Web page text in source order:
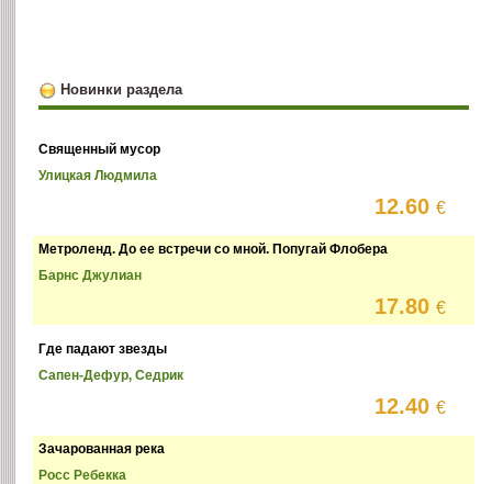
Новинки раздела
Священный мусор
Улицкая Людмила
12.60€
Метроленд. До ее встречи со мной. Попугай Флобера
Барнс Джулиан
17.80€
Где падают звезды
Сапен-Дефур, Седрик
12.40€
Зачарованная река
Росс Ребекка